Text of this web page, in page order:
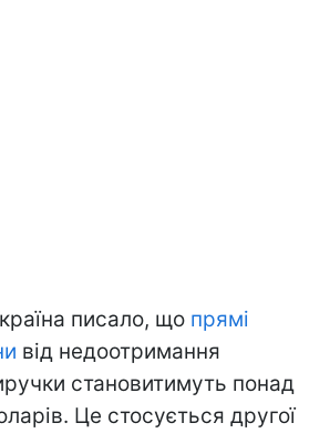
писало, що прямі
від недоотримання
становитимуть понад
Це стосується другої